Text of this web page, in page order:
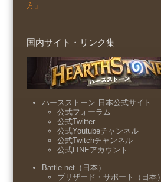
方」
国内サイト・リンク集
ハースストーン 日本公式サイト
公式フォーラム
公式Twitter
公式Youtubeチャンネル
公式Twitchチャンネル
公式LINEアカウント
Battle.net（日本）
ブリザード・サポート（日本）